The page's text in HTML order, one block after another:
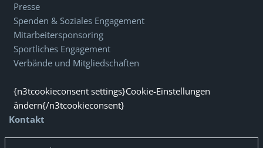
Presse
Spenden & Soziales Engagement
Mitarbeitersponsoring
Sportliches Engagement
Verbände und Mitgliedschaften
{n3tcookieconsent settings}Cookie-Einstellungen
ändern{/n3tcookieconsent}
Kontakt